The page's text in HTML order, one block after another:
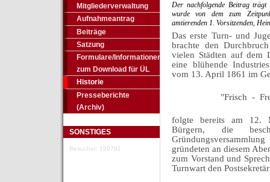
Mitgliederverwaltung
Aufnahmeantrag
Beiträge
Satzung
Formulare/Informationen
zum Download für ÜL
Historie
Presseberichte
(Archiv)
SONSTIGES
Besucher: 199781
Der nachfolgende Beitrag
wurde von dem zum
amtierenden 1. Vorsitzenden,
Das erste Turn- und
brachte den
vielen Städten auf dem
eine blühende
vom 13. April 1861 im
"Frisch -
folgte bereits am 12.
Bürgern, die
gründeten an diesem
zum Vorstand und
Turnwart den